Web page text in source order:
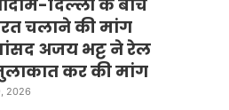
दिल्ली के बीच
चलाने की मांग
अजय भट्ट ने रेल
कर की मांग
2026